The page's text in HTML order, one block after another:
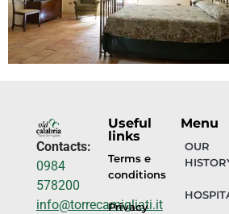
Contacts:
0984
578200
info@torrecamigliati.it
Useful
links
Terms e
conditions
Privacy
Menu
OUR